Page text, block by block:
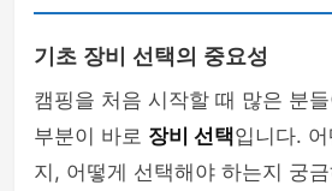
기초 장비 선택의 중요성
캠핑을 처음 시작할 때 많은 분
부분이 바로 장비 선택입니다.
지, 어떻게 선택해야 하는지 궁